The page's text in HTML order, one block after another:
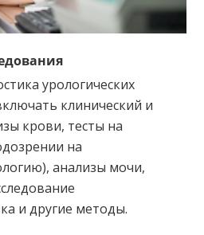
урологических
клинический и
крови, тесты на
на
анализы мочи,
и другие методы.